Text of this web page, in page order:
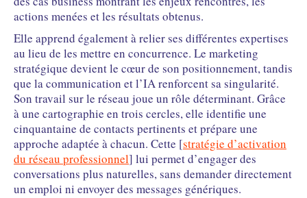
actions menées et les résultats obtenus.
Elle apprend également à relier ses différentes expertises
au lieu de les mettre en concurrence. Le marketing
stratégique devient le cœur de son positionnement, tandis
que la communication et l’IA renforcent sa singularité.
Son travail sur le réseau joue un rôle déterminant. Grâce
à une cartographie en trois cercles, elle identifie une
cinquantaine de contacts pertinents et prépare une
approche adaptée à chacun. Cette [stratégie d’activation
du réseau professionnel] lui permet d’engager des
conversations plus naturelles, sans demander directement
un emploi ni envoyer des messages génériques.